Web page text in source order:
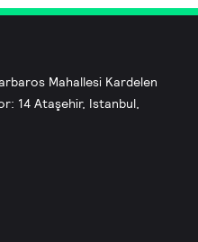
Mahallesi Kardelen
14 Ataşehir, Istanbul,